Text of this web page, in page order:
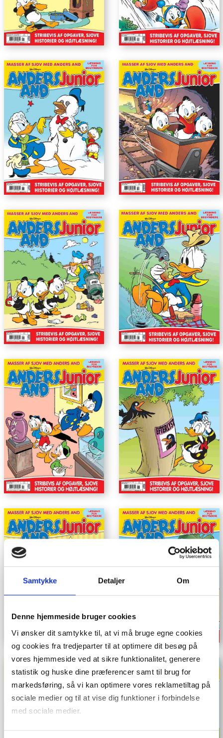
Samtykke Detaljer Om
Denne hjemmeside bruger cookies
Vi ønsker dit samtykke til, at vi må bruge egne cookies
og cookies fra tredjeparter til at optimere dit besøg på
vores hjemmeside ved at sikre funktionalitet, generere
statistik og huske dine præferencer samt til brug for
markedsføring, så vi kan optimere vores reklametiltag på
sociale medier og til at vise dig funktioner i forbindelse
med sociale medier.